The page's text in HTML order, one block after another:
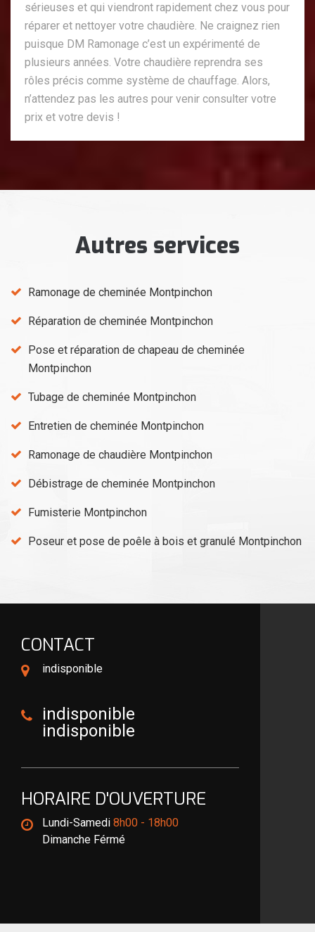
sérieuses et qui viendront rapidement chez vous pour
réparer et nettoyer votre chaudière. Ne craignez rien
puisque DM Ramonage c’est un expérimenté de
plusieurs années. Votre chaudière reprendra ses
rôles précis comme système de chauffage. Alors,
n’attendez pas les autres pour venir consulter votre
prix et votre devis !
Autres services
Ramonage de cheminée Montpinchon
Réparation de cheminée Montpinchon
Pose et réparation de chapeau de cheminée
Montpinchon
Tubage de cheminée Montpinchon
Entretien de cheminée Montpinchon
Ramonage de chaudière Montpinchon
Débistrage de cheminée Montpinchon
Fumisterie Montpinchon
Poseur et pose de poêle à bois et granulé Montpinchon
CONTACT
indisponible
indisponible
indisponible
HORAIRE D'OUVERTURE
Lundi-Samedi 8h00 - 18h00
Dimanche Férmé